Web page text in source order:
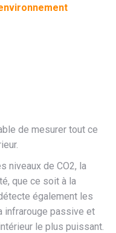
de mesurer tout ce
niveaux de CO2, la
que ce soit à la
également les
infrarouge passive et
le plus puissant.